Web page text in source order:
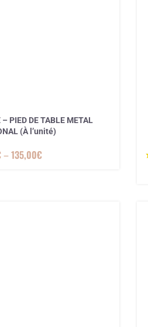
– PIED DE TABLE METAL
(À l’unité)
–135,00€